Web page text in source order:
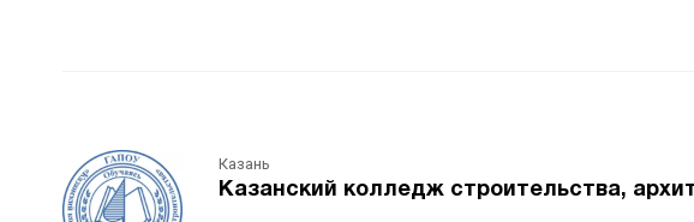
Казань
Казанский колледж строительства,